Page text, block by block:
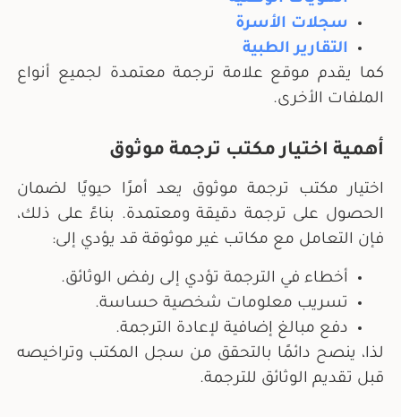
سجلات الأسرة
التقارير الطبية
كما يقدم موقع علامة ترجمة معتمدة لجميع أنواع
الملفات الأخرى.
أهمية اختيار مكتب ترجمة موثوق
اختيار مكتب ترجمة موثوق يعد أمرًا حيويًا لضمان
الحصول على ترجمة دقيقة ومعتمدة. بناءً على ذلك،
فإن التعامل مع مكاتب غير موثوقة قد يؤدي إلى:
أخطاء في الترجمة تؤدي إلى رفض الوثائق.
تسريب معلومات شخصية حساسة.
دفع مبالغ إضافية لإعادة الترجمة.
لذا، ينصح دائمًا بالتحقق من سجل المكتب وتراخيصه
قبل تقديم الوثائق للترجمة.